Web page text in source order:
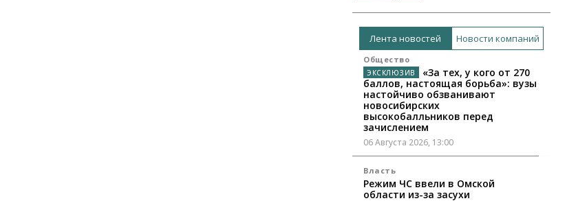
Лента новостей Новости компаний
Общество
«За тех, у кого от 270
баллов, настоящая борьба»: вузы
настойчиво обзванивают
новосибирских
высокобалльников перед
зачислением
06 Августа 2026, 13:00
Власть
Режим ЧС ввели в Омской
области из-за засухи